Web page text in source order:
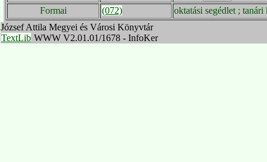
Formai
(072)
oktatási segédlet ;
József Attila Megyei és Városi Könyvtár
TextLib WWW V2.01.01/1678 - InfoKer